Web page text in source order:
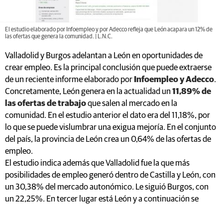
El estudio elaborado por Infoempleo y por Adecco refleja que León acapara un 12% de
las ofertas que genera la comunidad. | L.N.C.
Valladolid y Burgos adelantan a León en oportunidades de
crear empleo. Es la principal conclusión que puede extraerse
de un reciente informe elaborado por Infoempleo y Adecco.
Concretamente, León genera en la actualidad un 11,89% de
las ofertas de trabajoque salen al mercado en la
comunidad. En el estudio anterior el dato era del 11,18%, por
lo que se puede vislumbrar una exigua mejoría. En el conjunto
del país, la provincia de León crea un 0,64% de las ofertas de
empleo.
El estudio indica además que Valladolid fue la que más
posibilidades de empleo generó dentro de Castilla y León, con
un 30,38% del mercado autonómico. Le siguió Burgos, con
un 22,25%. En tercer lugar está León y a continuación se